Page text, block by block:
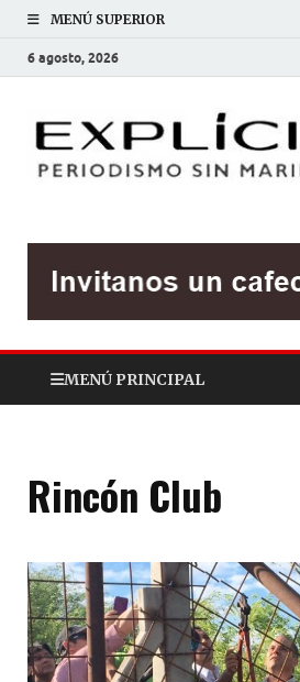
MENÚ SUPERIOR
6 agosto, 2026
MENÚ PRINCIPAL
Rincón Club